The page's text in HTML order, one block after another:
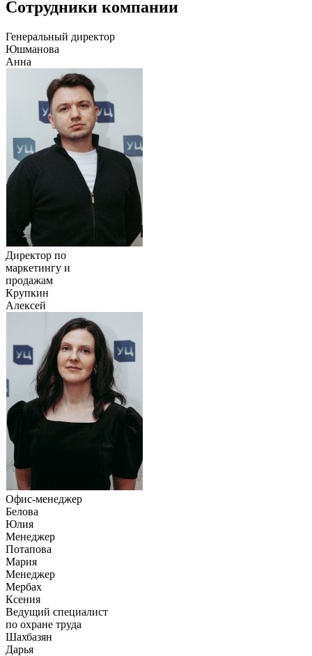
Сотрудники компании
Генеральный директор
Юшманова
Анна
Директор по
маркетингу и
продажам
Крупкин
Алексей
Офис-менеджер
Белова
Юлия
Менеджер
Потапова
Мария
Менеджер
Мербах
Ксения
Ведущий специалист
по охране труда
Шахбазян
Дарья